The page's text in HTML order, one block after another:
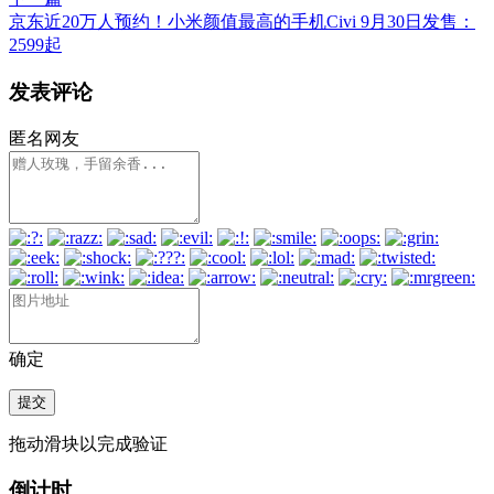
京东近20万人预约！小米颜值最高的手机Civi 9月30日发售：
2599起
发表评论
匿名网友
确定
提交
拖动滑块以完成验证